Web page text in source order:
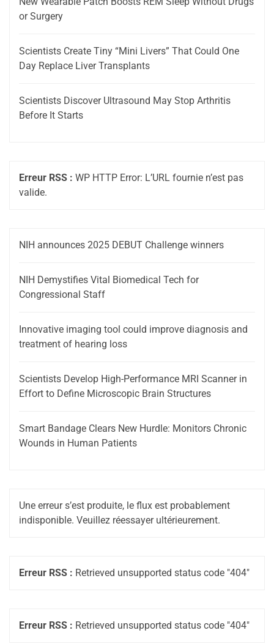
or Surgery
Scientists Create Tiny “Mini Livers” That Could One
Day Replace Liver Transplants
Scientists Discover Ultrasound May Stop Arthritis
Before It Starts
Erreur RSS : WP HTTP Error: L’URL fournie n’est pas
valide.
NIH announces 2025 DEBUT Challenge winners
NIH Demystifies Vital Biomedical Tech for
Congressional Staff
Innovative imaging tool could improve diagnosis and
treatment of hearing loss
Scientists Develop High-Performance MRI Scanner in
Effort to Define Microscopic Brain Structures
Smart Bandage Clears New Hurdle: Monitors Chronic
Wounds in Human Patients
Une erreur s’est produite, le flux est probablement
indisponible. Veuillez réessayer ultérieurement.
Erreur RSS : Retrieved unsupported status code "404"
Erreur RSS : Retrieved unsupported status code "404"